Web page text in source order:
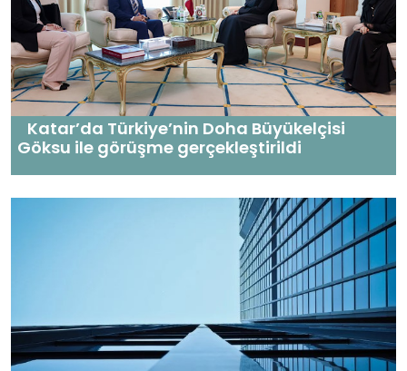
Katar’da Türkiye’nin Doha Büyükelçisi
Göksu ile görüşme gerçekleştirildi